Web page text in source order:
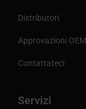
Distributori
Approvazioni OEM
Contattateci
Servizi